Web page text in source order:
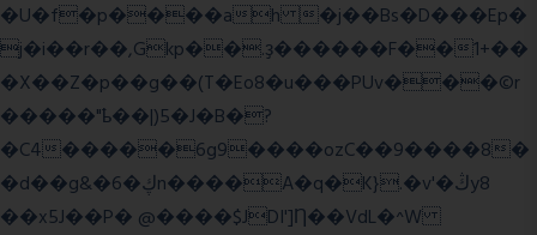
�U�f�p����ah �j��Bs�D���Ep�
j�i��r��,Gkp��.ҙ������F��1+��
�X��Z�p��g��(T�Eo8�u���PUv���©r
�����"ҍ��|)5�J�B�?
�C4�����6g9����ozC��9����8�
�d��g&�6�ڮn����A�q�K}.�v'�ڭy8
��x5J��P� @����$JDI']Ƞ��VdL�^W